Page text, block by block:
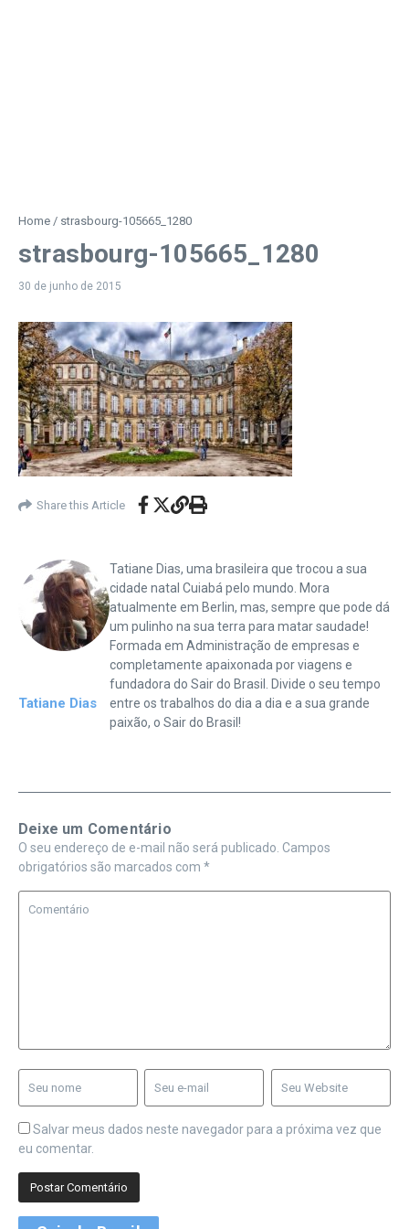
Home / strasbourg-105665_1280
strasbourg-105665_1280
30 de junho de 2015
Share this Article
Tatiane Dias
Tatiane Dias, uma brasileira que trocou a sua
cidade natal Cuiabá pelo mundo. Mora
atualmente em Berlin, mas, sempre que pode dá
um pulinho na sua terra para matar saudade!
Formada em Administração de empresas e
completamente apaixonada por viagens e
fundadora do Sair do Brasil. Divide o seu tempo
entre os trabalhos do dia a dia e a sua grande
paixão, o Sair do Brasil!
Deixe um Comentário
O seu endereço de e-mail não será publicado. Campos
obrigatórios são marcados com *
Salvar meus dados neste navegador para a próxima vez que
eu comentar.